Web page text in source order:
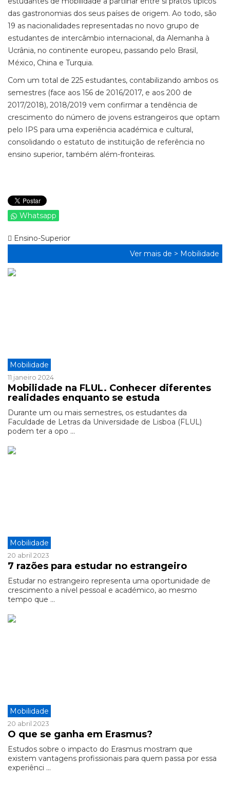
das gastronomias dos seus países de origem. Ao todo, são
19 as nacionalidades representadas no novo grupo de
estudantes de intercâmbio internacional, da Alemanha à
Ucrânia, no continente europeu, passando pelo Brasil,
México, China e Turquia.
Com um total de 225 estudantes, contabilizando ambos os
semestres (face aos 156 de 2016/2017, e aos 200 de
2017/2018), 2018/2019 vem confirmar a tendência de
crescimento do número de jovens estrangeiros que optam
pelo IPS para uma experiência académica e cultural,
consolidando o estatuto de instituição de referência no
ensino superior, também além-fronteiras.
Whatsapp
Ensino-Superior
Ver mais de > Mobilidade
Mobilidade
11 janeiro 2024
Mobilidade na FLUL. Conhecer diferentes
realidades enquanto se estuda
Durante um ou mais semestres, os estudantes da
Faculdade de Letras da Universidade de Lisboa (FLUL)
podem ter a opo ...
Mobilidade
20 abril 2023
7 razões para estudar no estrangeiro
Estudar no estrangeiro representa uma oportunidade de
crescimento a nível pessoal e académico, ao mesmo
tempo que ...
Mobilidade
20 abril 2023
O que se ganha em Erasmus?
Estudos sobre o impacto do Erasmus mostram que
existem vantagens profissionais para quem passa por essa
experiênci ...